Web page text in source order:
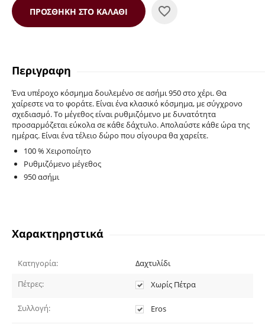
ΠΡΟΣΘΉΚΗ ΣΤΟ ΚΑΛΆΘΙ
Περιγραφη
Ένα υπέροχο κόσμημα δουλεμένο σε ασήμι 950 στο χέρι. Θα
χαίρεστε να το φοράτε. Είναι ένα κλασικό κόσμημα, με σύγχρονο
σχεδιασμό. Το μέγεθος είναι ρυθμιζόμενο με δυνατότητα
προσαρμόζεται εύκολα σε κάθε δάχτυλο. Απολαύστε κάθε ώρα της
ημέρας. Είναι ένα τέλειο δώρο που σίγουρα θα χαρείτε.
100 % Χειροποίητο
Ρυθμιζόμενο μέγεθος
950 ασήμι
Χαρακτηρηστικά
Κατηγορία:
Δαχτυλίδι
Πέτρες:
Χωρίς Πέτρα
Συλλογή: Eros